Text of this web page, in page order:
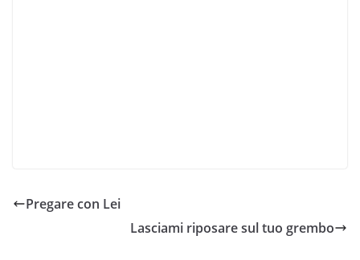
Pregare con Lei
Lasciami riposare sul tuo grembo